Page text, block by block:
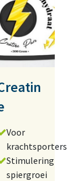
Voor
krachtsporters
Stimulering
spiergroei